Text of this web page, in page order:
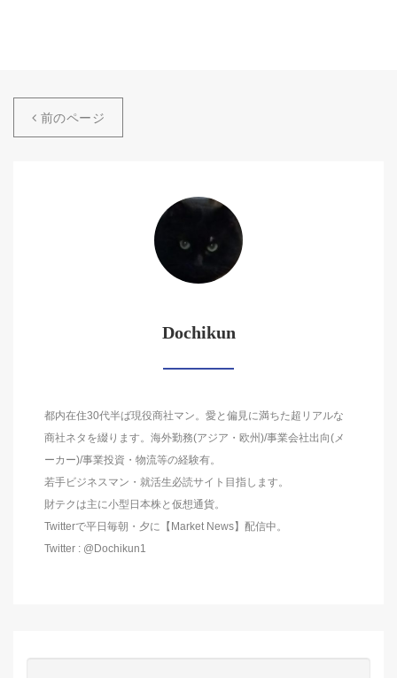
前のページ
Dochikun
都内在住30代半ば現役商社マン。愛と偏見に満ちた超リアルな
商社ネタを綴ります。海外勤務(アジア・欧州)/事業会社出向(メ
ーカー)/事業投資・物流等の経験有。
若手ビジネスマン・就活生必読サイト目指します。
財テクは主に小型日本株と仮想通貨。
Twitterで平日毎朝・夕に【Market News】配信中。
Twitter : @Dochikun1